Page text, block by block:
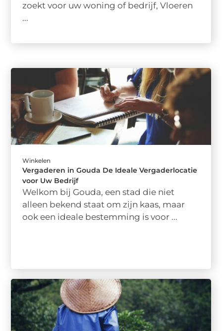
zoekt voor uw woning of bedrijf, Vloeren
...
Winkelen
Vergaderen in Gouda De Ideale Vergaderlocatie
voor Uw Bedrijf
Welkom bij Gouda, een stad die niet
alleen bekend staat om zijn kaas, maar
ook een ideale bestemming is voor ...